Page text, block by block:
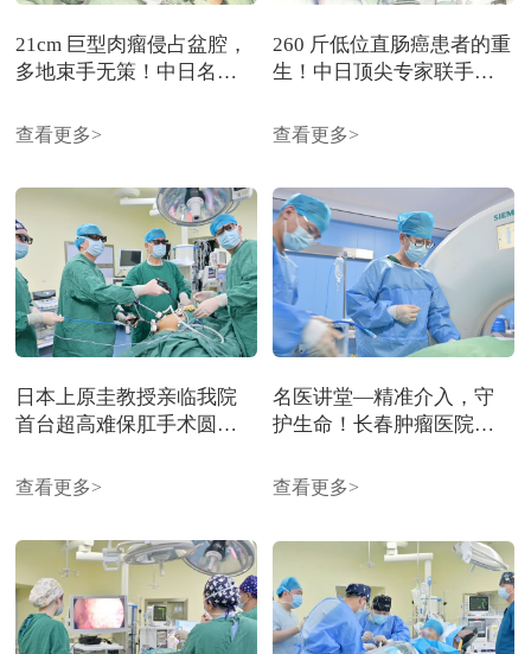
21cm 巨型肉瘤侵占盆腔，
多地束手无策！中日名医
查看更多>
260 斤低位直肠癌患者的重
生！中日顶尖专家联手，
术
查看更多>
日本上原圭教授亲临我院
首台超高难保肛手术圆满
守住生命质量
查看更多>
名医讲堂—精准介入，守
护生命！长春肿瘤医院微
诊疗新选择
查看更多>